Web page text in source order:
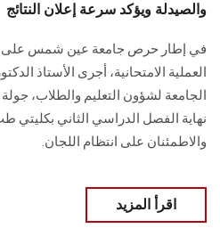
والصيدلة ويؤكد سرعة إعلان النتائج
في إطار حرص جامعة عين شمس على
العملية الامتحانية، أجرى الأستاذ
الجامعة لشؤون التعليم والطلاب،
نهاية الفصل الدراسي الثاني بكليتي
والاطمئنان على انتظام اللجان.
اقرأ المزيد